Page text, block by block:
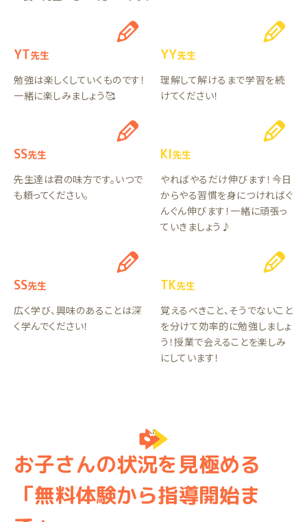
YT先生
勉強は楽しくしていくものです！
一緒に楽しみましょう🥰
YY先生
理解して解けるまで学習を続
けてください！
SS先生
先生達は君の味方です。いつで
も頼ってください。
KI先生
やればやるだけ伸びます！今日
からやる習慣を身につければぐ
んぐん伸びます！一緒に頑張っ
ていきましょう♪
SS先生
広く学び、興味のあることは深
く学んでください！
TK先生
覚えるべきこと、そうでないこと
を分けて効率的に勉強しましょ
う！授業で会えることを楽しみ
にしています！
お子さんの状況を見極める
「無料体験から指導開始ま